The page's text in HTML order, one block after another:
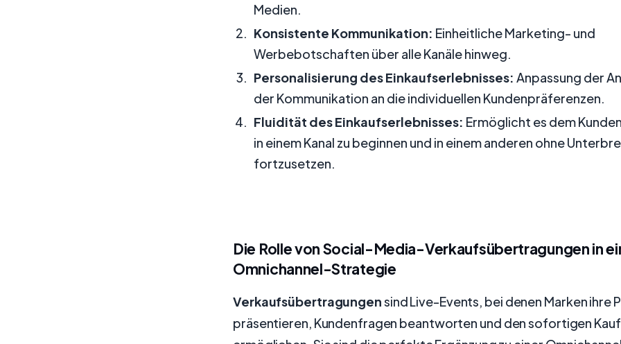
Medien.
Konsistente Kommunikation: Einheitliche Marketing- und
Werbebotschaften über alle Kanäle hinweg.
Personalisierung des Einkaufserlebnisses: Anpassung der
der Kommunikation an die individuellen Kundenpräferenzen.
Fluidität des Einkaufserlebnisses: Ermöglicht es dem
in einem Kanal zu beginnen und in einem anderen ohne
fortzusetzen.
Die Rolle von Social-Media-Verkaufsübertragungen in
Omnichannel-Strategie
Verkaufsübertragungensind Live-Events, bei denen Marken ihre
präsentieren, Kundenfragen beantworten und den sofortigen Kauf